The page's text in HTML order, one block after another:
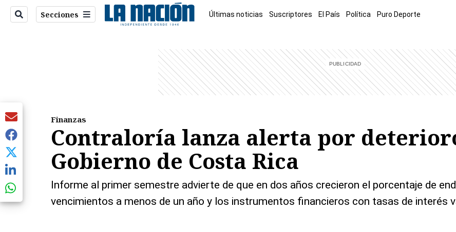
Secciones Últimas noticias Suscriptores El País Política Puro Deporte
Finanzas
Contraloría lanza alerta por
Gobierno de Costa Rica
Informe al primer semestre advierte de que en dos años crecieron el porcentaje de
vencimientos a menos de un año y los instrumentos financieros con tasas de interés